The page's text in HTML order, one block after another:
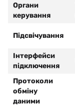
Органи
керування
Підсвічування
Інтерфейси
підключення
Протоколи
обміну
даними